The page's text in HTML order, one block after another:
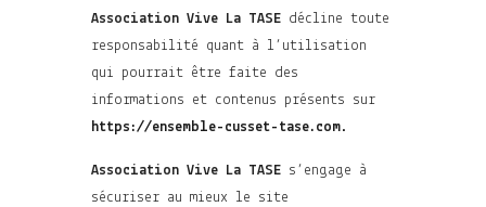
Association Vive La TASE décline toute
responsabilité quant à l’utilisation
qui pourrait être faite des
informations et contenus présents sur
https://ensemble-cusset-tase.com.
Association Vive La TASE s’engage à
sécuriser au mieux le site